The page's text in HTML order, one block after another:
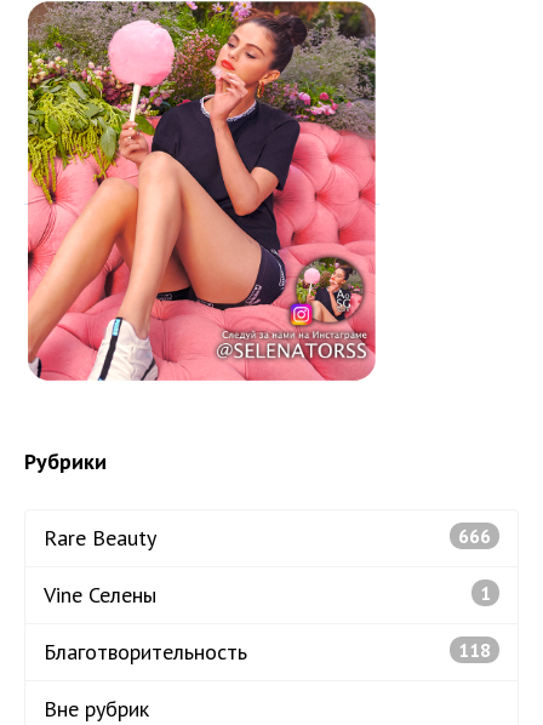
Рубрики
Rare Beauty 666
Vine Селены 1
Благотворительность 118
Вне рубрик